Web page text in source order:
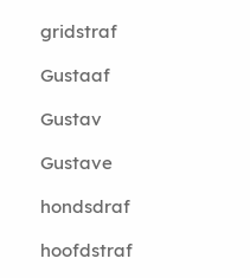
gridstraf
Gustaaf
Gustav
Gustave
hondsdraf
hoofdstraf